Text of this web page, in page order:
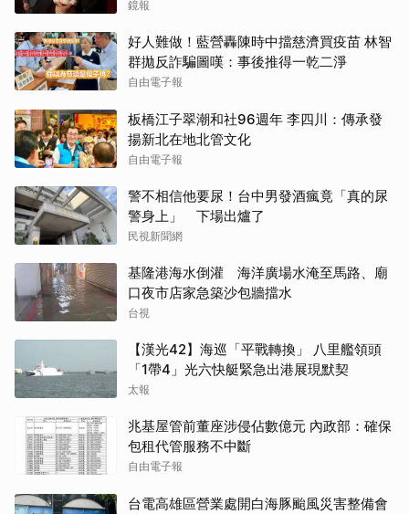
冠軍」
鏡報
好人難做！藍營轟陳時中擋慈濟買疫苗 林智
群拋反詐騙圖嘆：事後推得一乾二淨
自由電子報
板橋江子翠潮和社96週年 李四川：傳承發
揚新北在地北管文化
自由電子報
警不相信他要尿！台中男發酒瘋竟「真的尿
警身上」 下場出爐了
民視新聞網
基隆港海水倒灌 海洋廣場水淹至馬路、廟
口夜市店家急築沙包牆擋水
台視
【漢光42】海巡「平戰轉換」 八里艦領頭
「1帶4」光六快艇緊急出港展現默契
太報
兆基屋管前董座涉侵佔數億元 內政部：確保
包租代管服務不中斷
自由電子報
台電高雄區營業處開白海豚颱風災害整備會